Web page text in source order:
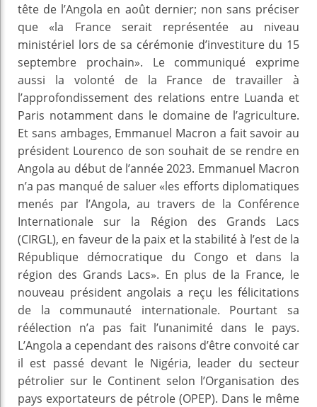
tête de l’Angola en août dernier; non sans préciser
que «la France serait représentée au niveau
ministériel lors de sa cérémonie d’investiture du 15
septembre prochain». Le communiqué exprime
aussi la volonté de la France de travailler à
l’approfondissement des relations entre Luanda et
Paris notamment dans le domaine de l’agriculture.
Et sans ambages, Emmanuel Macron a fait savoir au
président Lourenco de son souhait de se rendre en
Angola au début de l’année 2023. Emmanuel Macron
n’a pas manqué de saluer «les efforts diplomatiques
menés par l’Angola, au travers de la Conférence
Internationale sur la Région des Grands Lacs
(CIRGL), en faveur de la paix et la stabilité à l’est de la
République démocratique du Congo et dans la
région des Grands Lacs». En plus de la France, le
nouveau président angolais a reçu les félicitations
de la communauté internationale. Pourtant sa
réélection n’a pas fait l’unanimité dans le pays.
L’Angola a cependant des raisons d’être convoité car
il est passé devant le Nigéria, leader du secteur
pétrolier sur le Continent selon l’Organisation des
pays exportateurs de pétrole (OPEP). Dans le même